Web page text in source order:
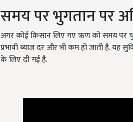
समय पर भुगतान पर
अगर कोई किसान लिए गए ऋण को समय पर
प्रभावी ब्याज दर और भी कम हो जाती है.
के लिए दी गई है.